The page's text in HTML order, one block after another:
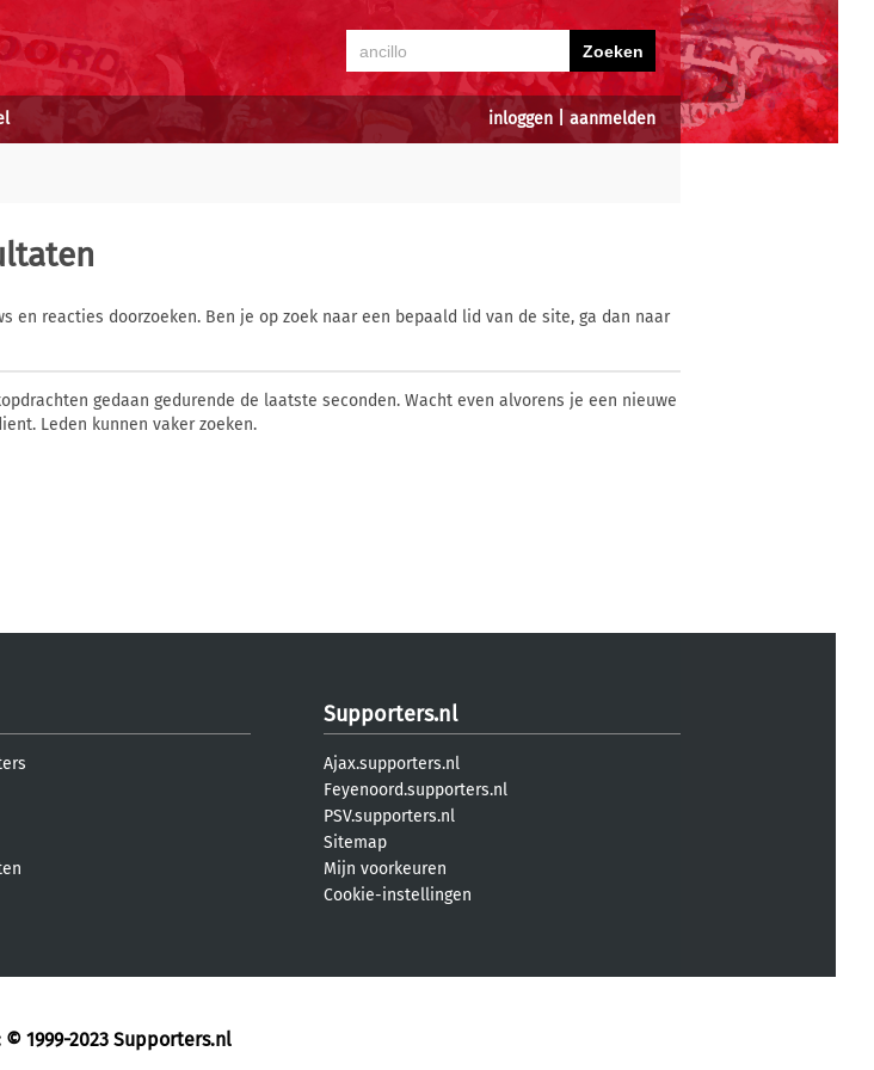
inloggen aanmelden
en reacties doorzoeken. Ben je op zoek naar een bepaald lid van de site, ga dan naar
gedaan gedurende de laatste seconden. Wacht even alvorens je een nieuwe
Leden kunnen vaker zoeken.
Supporters.nl
Ajax.supporters.nl
Feyenoord.supporters.nl
PSV.supporters.nl
Sitemap
Mijn voorkeuren
Cookie-instellingen
1999-2023 Supporters.nl